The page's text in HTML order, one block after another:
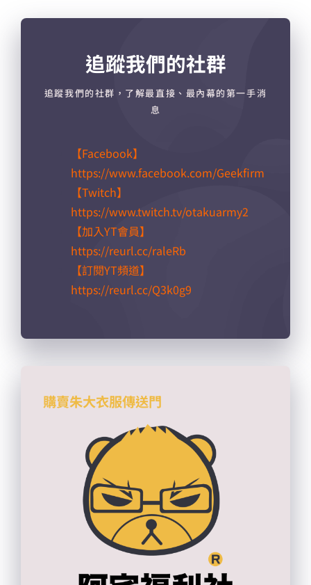
追蹤我們的社群
追蹤我們的社群，了解最直接、最內幕的第一手消
息
【Facebook】
https://www.facebook.com/Geekfirm
【Twitch】
https://www.twitch.tv/otakuarmy2
【加入YT會員】
https://reurl.cc/raleRb​
【訂閱YT頻道】
https://reurl.cc/Q3k0g9​
購賣朱大衣服傳送門